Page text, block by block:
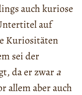
auch kuriose
auf
Kuriositäten
sei der
da er zwara
allem aber auch